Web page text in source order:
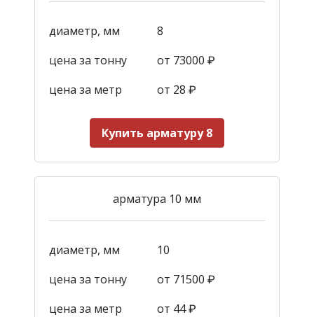
диаметр, мм
8
цена за тонну
от 73000 ₽
цена за метр
от 28 ₽
Купить арматуру 8
арматура 10 мм
диаметр, мм
10
цена за тонну
от 71500 ₽
цена за метр
от 44₽